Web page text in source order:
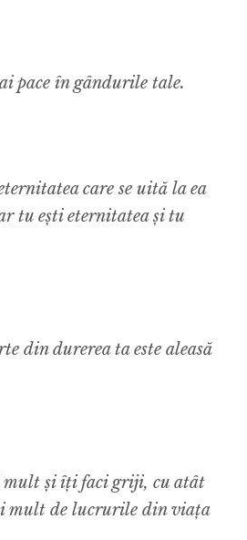
pace în gândurile tale.
care se uită la ea
tu ești eternitatea și tu
din durerea ta este aleasă
mult și îți faci griji, cu atât
mult de lucrurile din viața